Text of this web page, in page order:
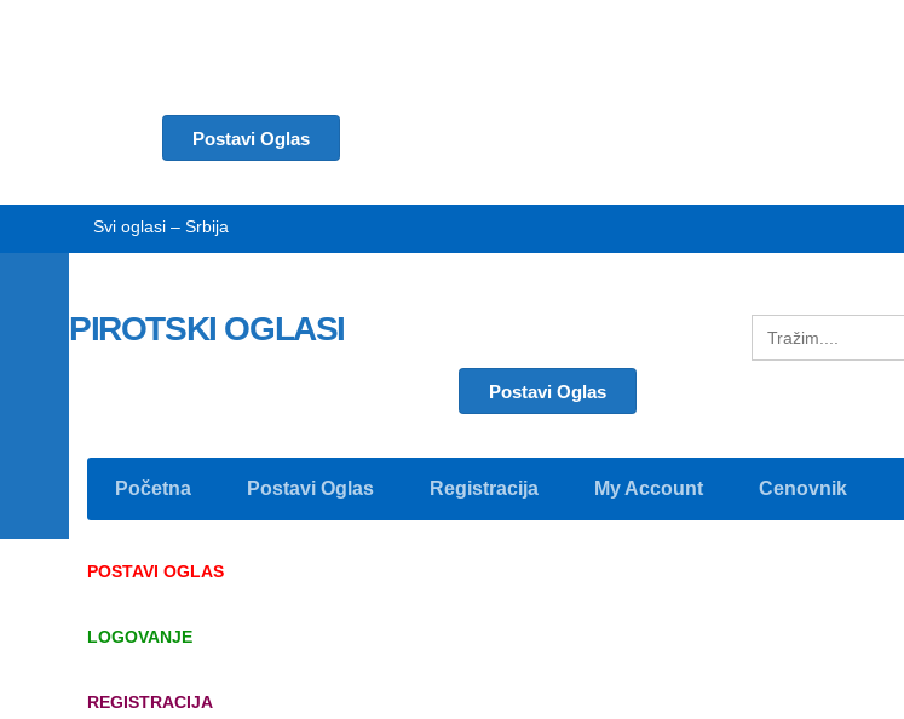
Postavi Oglas
Svi oglasi – Srbija
PIROTSKI OGLASI
Postavi Oglas
Početna Postavi Oglas Registracija My Account Cenovnik
POSTAVI OGLAS
LOGOVANJE
REGISTRACIJA